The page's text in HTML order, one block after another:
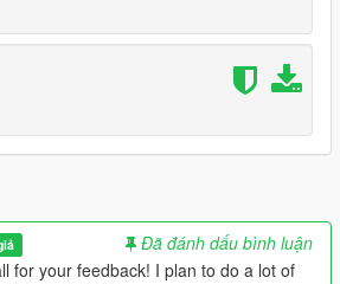
Đã đánh dấu bình luận
for your feedback! I plan to do a lot of